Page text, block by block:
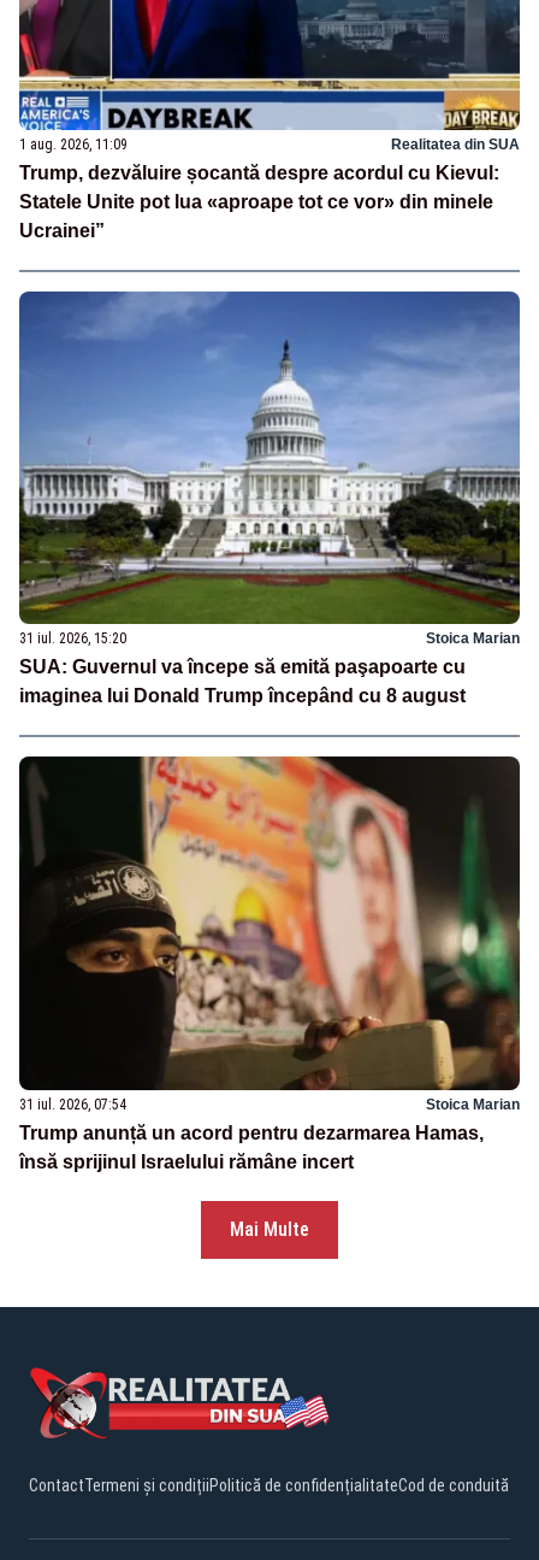
1 aug. 2026, 11:09 Realitatea din SUA
Trump, dezvăluire șocantă despre acordul cu Kievul:
Statele Unite pot lua «aproape tot ce vor» din minele
Ucrainei”
31 iul. 2026, 15:20 Stoica Marian
SUA: Guvernul va începe să emită paşapoarte cu
imaginea lui Donald Trump începând cu 8 august
31 iul. 2026, 07:54 Stoica Marian
Trump anunță un acord pentru dezarmarea Hamas,
însă sprijinul Israelului rămâne incert
Mai Multe
ContactTermeni și condițiiPolitică de confidențialitateCod de conduită